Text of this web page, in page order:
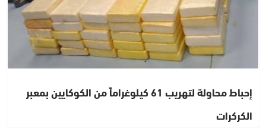
إحباط محاولة لتهريب 61 كيلوغراماً من الكوكايين بمعبر
الكركرات